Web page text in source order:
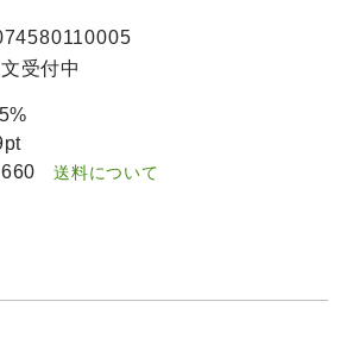
受付中
660 送料について